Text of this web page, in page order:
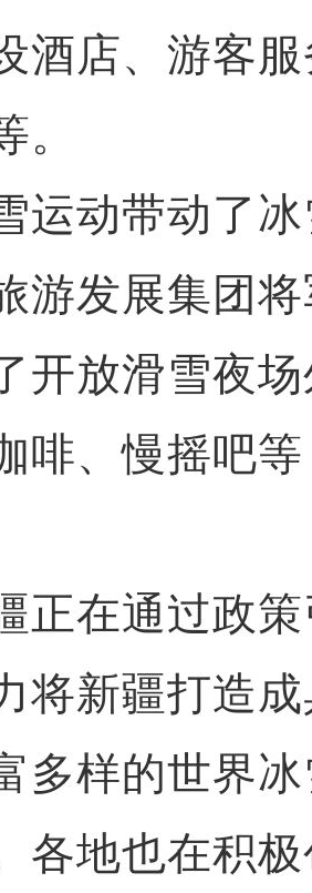
酒店、游客
。
动带动了冰
游发展集团
开放滑雪夜
啡、慢摇吧
在通过政策
将新疆打造
多样的世界
各地也在积